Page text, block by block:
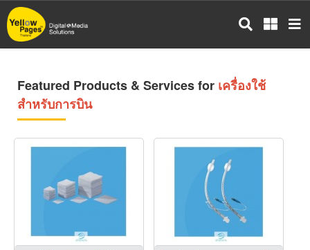
Skip
to
main
Featured Products & Services for เครื่องใช้
สำหรับการบิน